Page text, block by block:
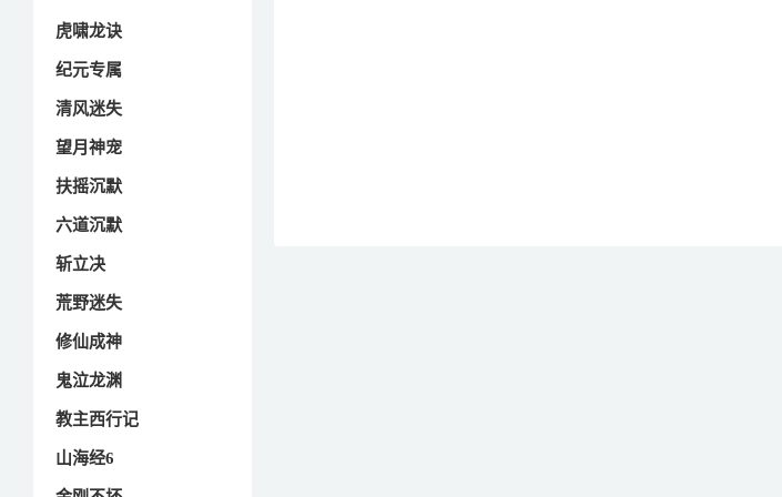
虎啸龙诀
纪元专属
清风迷失
望月神宠
扶摇沉默
六道沉默
斩立决
荒野迷失
修仙成神
鬼泣龙渊
教主西行记
山海经6